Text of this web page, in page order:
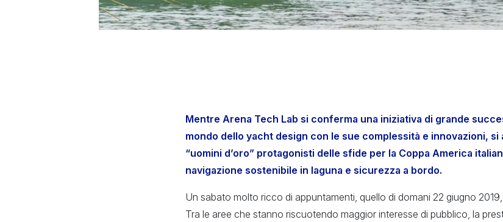
Mentre Arena Tech Lab si conferma una iniziativa di grande
mondo dello yacht design con le sue complessità e innovazioni, si
“uomini d’oro” protagonisti delle sfide per la Coppa America
navigazione sostenibile in laguna e sicurezza a bordo.
Un sabato molto ricco di appuntamenti, quello di domani 22 giugno
Tra le aree che stanno riscuotendo maggior interesse di pubblico, la